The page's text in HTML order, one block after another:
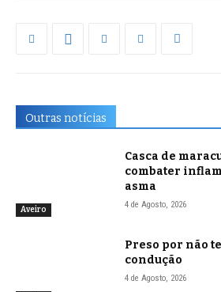
Outras notícias
Aveiro
Casca de
combater
asma
4 de Agosto, 2026
Preso por não
condução
4 de Agosto, 2026